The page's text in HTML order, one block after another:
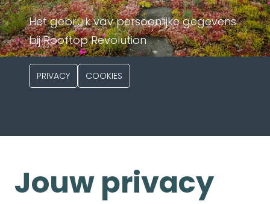
Het gebruik vav persoonlijke gegevens
bij Rooftop Revolution
PRIVACY COOKIES
Jouw privacy